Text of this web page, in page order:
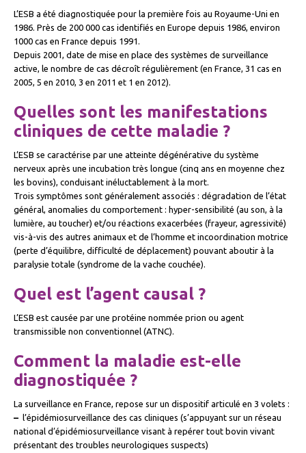
L’ESB a été diagnostiquée pour la première fois au Royaume-Uni en
1986. Près de 200 000 cas identifiés en Europe depuis 1986, environ
1000 cas en France depuis 1991.
Depuis 2001, date de mise en place des systèmes de surveillance
active, le nombre de cas décroît régulièrement (en France, 31 cas en
2005, 5 en 2010, 3 en 2011 et 1 en 2012).
Quelles sont les manifestations
cliniques de cette maladie ?
L’ESB se caractérise par une atteinte dégénérative du système
nerveux après une incubation très longue (cinq ans en moyenne chez
les bovins), conduisant inéluctablement à la mort.
Trois symptômes sont généralement associés : dégradation de l’état
général, anomalies du comportement : hyper-sensibilité (au son, à la
lumière, au toucher) et/ou réactions exacerbées (frayeur, agressivité)
vis-à-vis des autres animaux et de l’homme et incoordination motrice
(perte d’équilibre, difficulté de déplacement) pouvant aboutir à la
paralysie totale (syndrome de la vache couchée).
Quel est l’agent causal ?
L’ESB est causée par une protéine nommée prion ou agent
transmissible non conventionnel (ATNC).
Comment la maladie est-elle
diagnostiquée ?
La surveillance en France, repose sur un dispositif articulé en 3 volets :
– l’épidémiosurveillance des cas cliniques (s’appuyant sur un réseau
national d’épidémiosurveillance visant à repérer tout bovin vivant
présentant des troubles neurologiques suspects)